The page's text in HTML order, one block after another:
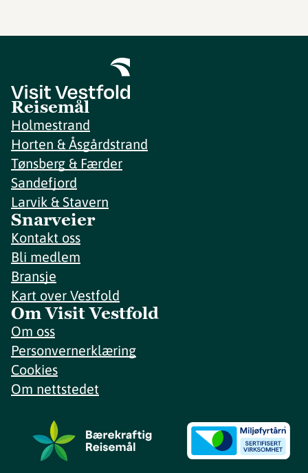
Reisemål
Holmestrand
Horten & Åsgårdstrand
Tønsberg & Færder
Sandefjord
Larvik & Stavern
Snarveier
Kontakt oss
Bli medlem
Bransje
Kart over Vestfold
Om Visit Vestfold
Om oss
Personvernerklæring
Cookies
Om nettstedet